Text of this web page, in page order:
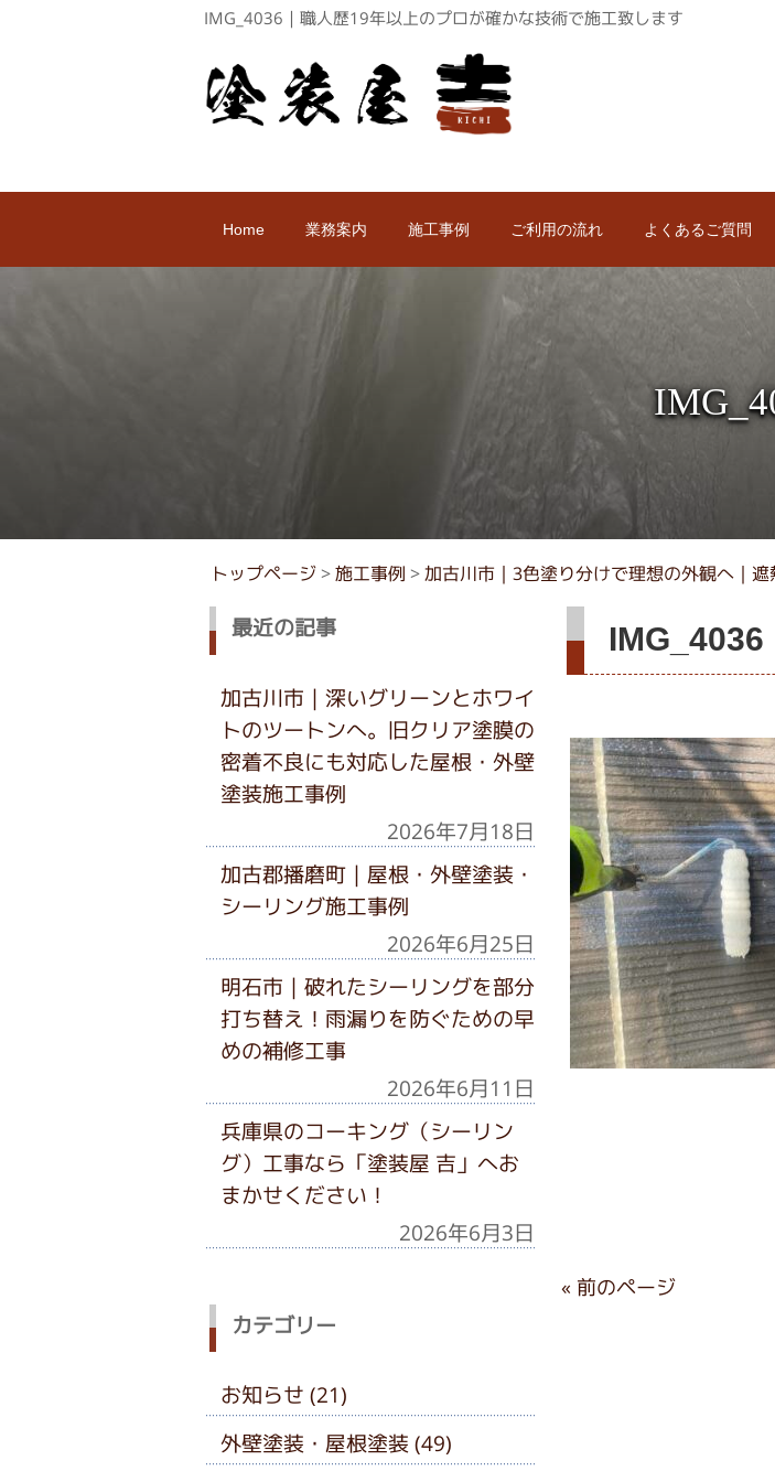
IMG_4036｜職人歴19年以上のプロが確かな技術で施工致します
Home 業務案内 施工事例 ご利用の流れ よくあるご質問
トップページ> 施工事例 > 加古川市｜3色塗り分けで理想の外観へ｜
IMG_4036
« 前のページ
最近の記事
加古川市｜深いグリーンとホワイ
トのツートンへ。旧クリア塗膜の
密着不良にも対応した屋根・外壁
塗装施工事例
2026年7月18日
加古郡播磨町｜屋根・外壁塗装・
シーリング施工事例
2026年6月25日
明石市｜破れたシーリングを部分
打ち替え！雨漏りを防ぐための早
めの補修工事
2026年6月11日
兵庫県のコーキング（シーリン
グ）工事なら「塗装屋 吉」へお
まかせください！
2026年6月3日
カテゴリー
お知らせ (21)
外壁塗装・屋根塗装 (49)